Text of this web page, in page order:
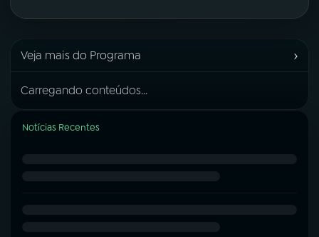
Veja mais do Programa ›
Carregando conteúdos...
Notícias Recentes